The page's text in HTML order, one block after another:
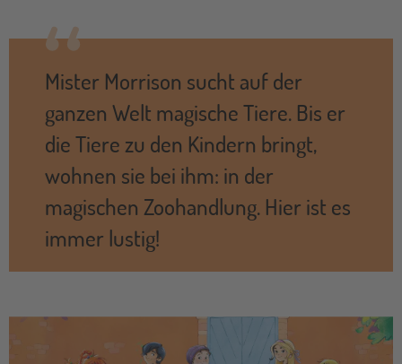
Mister Morrison sucht auf der
ganzen Welt magische Tiere. Bis er
die Tiere zu den Kindern bringt,
wohnen sie bei ihm: in der
magischen Zoohandlung. Hier ist es
immer lustig!